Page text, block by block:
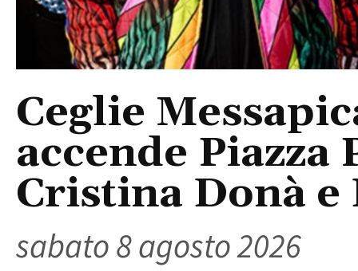
Ceglie
accende
Cristina Donà
sabato 8 agosto 2026